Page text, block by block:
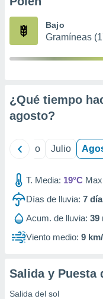
publicidad
1199
Bajo
Gramíneas
¿Qué tiempo
agosto?
Junio Julio
T. Media: 19°C
Días de lluvia: 7
Acum. de lluvia: 39
Viento medio: 9
Salida y Puesta
Salida del sol